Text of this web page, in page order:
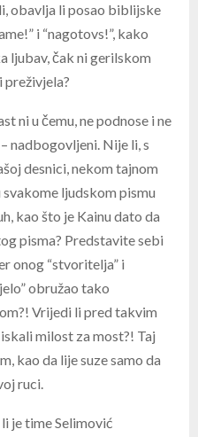
obavlja li posao biblijske
i “nagotovs!”, kako
ljubav, čak ni gerilskom
preživjela?
ni u čemu, ne podnose i ne
nadbogovljeni. Nije li, s
desnici, nekom tajnom
ljudskom pismu
kao što je Kainu dato da
pisma? Predstavite sebi
onog “stvoritelja” i
obružao tako
Vrijedi li pred takvim
milost za most?! Taj
kao da lije suze samo da
ruci.
je time Selimović